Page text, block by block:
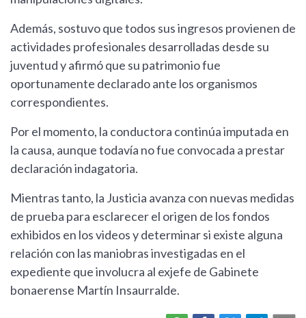
Además, sostuvo que todos sus ingresos provienen de
actividades profesionales desarrolladas desde su
juventud y afirmó que su patrimonio fue
oportunamente declarado ante los organismos
correspondientes.
Por el momento, la conductora continúa imputada en
la causa, aunque todavía no fue convocada a prestar
declaración indagatoria.
Mientras tanto, la Justicia avanza con nuevas medidas
de prueba para esclarecer el origen de los fondos
exhibidos en los videos y determinar si existe alguna
relación con las maniobras investigadas en el
expediente que involucra al exjefe de Gabinete
bonaerense Martín Insaurralde.